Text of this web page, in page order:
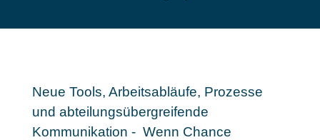
Neue Tools, Arbeitsabläufe, Prozesse
und abteilungsübergreifende
Kommunikation - Wenn Chance